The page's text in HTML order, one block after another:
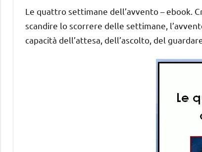
Le quattro settimane dell’avvento – ebook.
scandire lo scorrere delle settimane,
capacità dell’attesa, dell’ascolto, del